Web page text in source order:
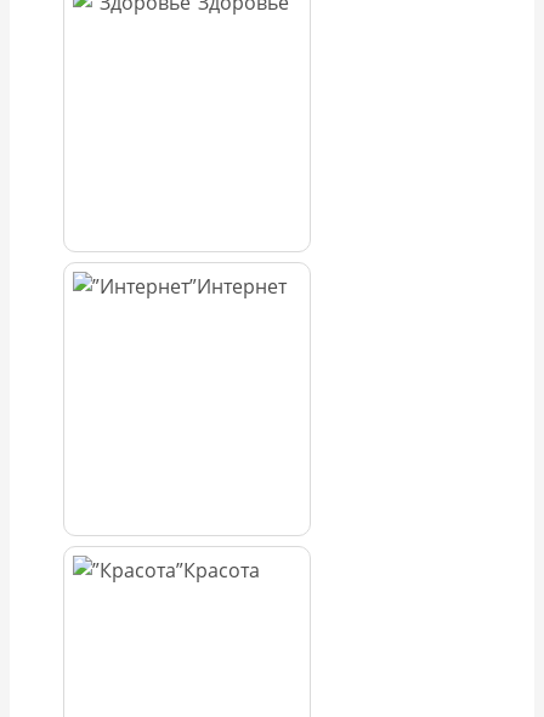
Интернет
Красота